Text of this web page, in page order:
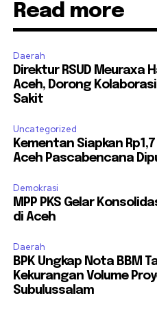
Read more
Daerah
Direktur RSUD Meuraxa
Aceh, Dorong
Sakit
Uncategorized
Kementan Siapkan
Aceh Pascabencana
Demokrasi
MPP PKS Gelar
di Aceh
Daerah
BPK Ungkap Nota BBM
Kekurangan Volume
Subulussalam